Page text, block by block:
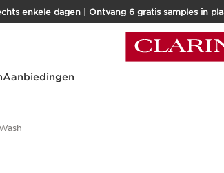
enkele dagen | Ontvang 6 gratis samples in
Aanbiedingen